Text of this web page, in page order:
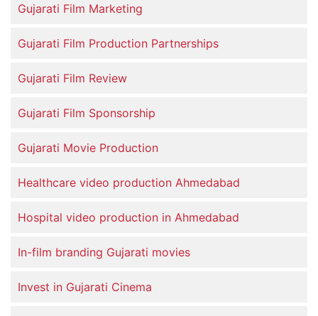
Gujarati Film Marketing
Gujarati Film Production Partnerships
Gujarati Film Review
Gujarati Film Sponsorship
Gujarati Movie Production
Healthcare video production Ahmedabad
Hospital video production in Ahmedabad
In-film branding Gujarati movies
Invest in Gujarati Cinema